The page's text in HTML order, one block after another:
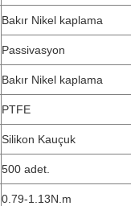
Bakır Nikel kaplama
Passivasyon
Bakır Nikel kaplama
PTFE
Silikon Kauçuk
500 adet.
0.79-1.13N.m